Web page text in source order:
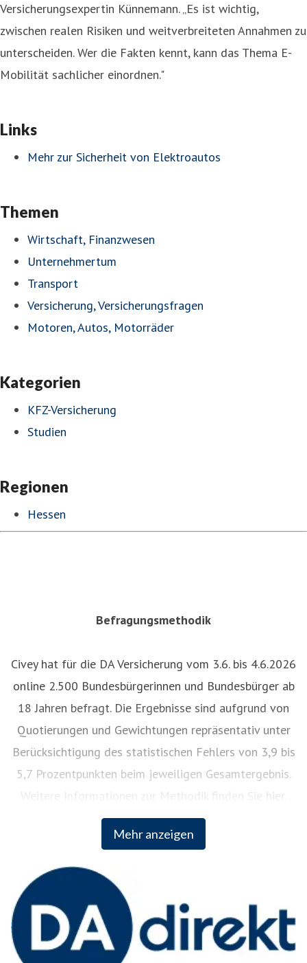
Versicherungsexpertin Künnemann. „Es ist wichtig,
zwischen realen Risiken und weitverbreiteten Annahmen zu
unterscheiden. Wer die Fakten kennt, kann das Thema E-
Mobilität sachlicher einordnen."
Links
Mehr zur Sicherheit von Elektroautos
Themen
Wirtschaft, Finanzwesen
Unternehmertum
Transport
Versicherung, Versicherungsfragen
Motoren, Autos, Motorräder
Kategorien
KFZ-Versicherung
Studien
Regionen
Hessen
Befragungsmethodik
Civey hat für die DA Versicherung vom 3.6. bis 4.6.2026
online 2.500 Bundesbürgerinnen und Bundesbürger ab
18 Jahren befragt. Die Ergebnisse sind aufgrund von
Quotierungen und Gewichtungen repräsentativ unter
Berücksichtigung des statistischen Fehlers von 3,9 bis
5,7 Prozentpunkten beim jeweiligen Gesamtergebnis.
Weitere Informationen zur Methodik finden Sie hier
Die DA Direkt Versicherung
DA Direkt ist eine Tochtergesellschaft der Zurich
Gruppe in Deutschland mit Beitragseinnahmen (2024)
von 343 Millionen Euro und rund 1,4 Millionen
Versicherungsverträgen. Seit über 40 Jahren immer für
Mehr anzeigen